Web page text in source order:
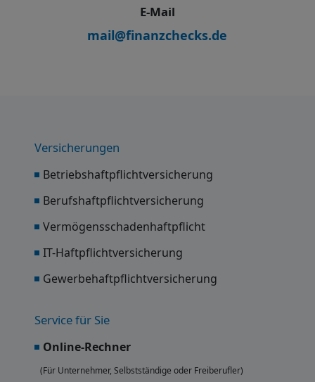
E-Mail
mail@finanzchecks.de
Versicherungen
Betriebshaftpflichtversicherung
Berufshaftpflichtversicherung
Vermögensschadenhaftpflicht
IT-Haftpflichtversicherung
Gewerbehaftpflichtversicherung
Service für Sie
Online-Rechner
(Für Unternehmer, Selbstständige oder Freiberufler)